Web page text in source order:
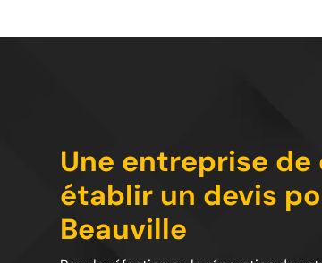
Une entreprise
établir un devis
Beauville